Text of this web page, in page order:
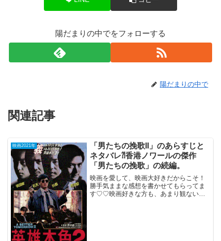
陽だまりの中でをフォローする
陽だまりの中で
関連記事
映画2021年
「男たちの挽歌II」のあらすじと
ネタバレ⁈香港ノワールの傑作
「男たちの挽歌」の続編。
映画を愛して、映画大好きだからこそ！
勝手気ままな感想を書かせてもらってま
す♡♡映画好きな方も、あまり観ない方